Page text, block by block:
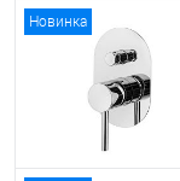
Новинка